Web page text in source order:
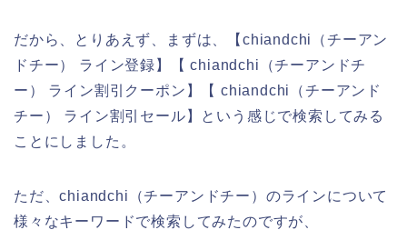
だから、とりあえず、まずは、【chiandchi（チーアン
ドチー） ライン登録】【 chiandchi（チーアンドチ
ー） ライン割引クーポン】【 chiandchi（チーアンド
チー） ライン割引セール】という感じで検索してみる
ことにしました。
ただ、chiandchi（チーアンドチー）のラインについて
様々なキーワードで検索してみたのですが、